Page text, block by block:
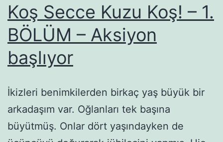
Koş Secce Kuzu Koş! – 1.
BÖLÜM – Aksiyon
başlıyor
İkizleri benimkilerden birkaç yaş büyük bir
arkadaşım var. Oğlanları tek başına
büyütmüş. Onlar dört yaşındayken de